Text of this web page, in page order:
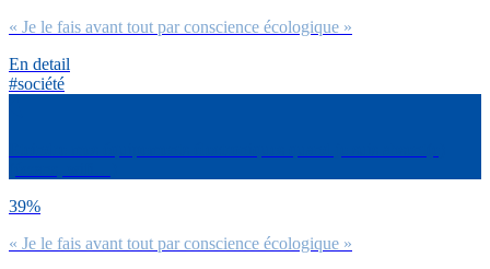
« Je le fais avant tout par conscience écologique »
En detail
#société
39%
« Je le fais avant tout par conscience écologique »